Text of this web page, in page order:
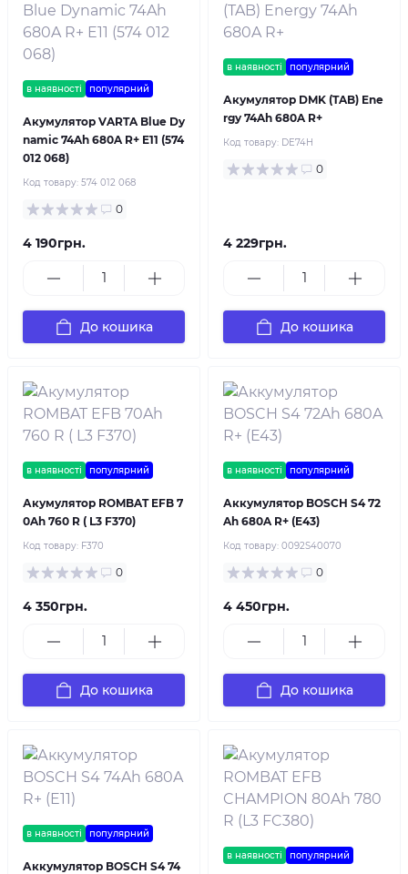
в наявності популярний
Акумулятор VARTA Blue Dy
namic 74Ah 680A R+ E11 (574
012 068)
Код товару: 574 012 068
0
4 190грн.
До кошика
в наявності популярний
Акумулятор DMK (TAB) Ene
rgy 74Ah 680A R+
Код товару: DE74H
0
4 229грн.
До кошика
в наявності популярний
Акумулятор ROMBAT EFB 7
0Ah 760 R ( L3 F370)
Код товару: F370
0
4 350грн.
До кошика
в наявності популярний
Аккумулятор BOSCH S4 72
Ah 680A R+ (E43)
Код товару: 0092S40070
0
4 450грн.
До кошика
в наявності популярний
Аккумулятор BOSCH S4 74
в наявності популярний